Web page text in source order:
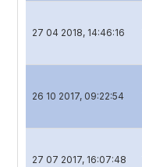
27 04 2018, 14:46:16
26 10 2017, 09:22:54
27 07 2017, 16:07:48